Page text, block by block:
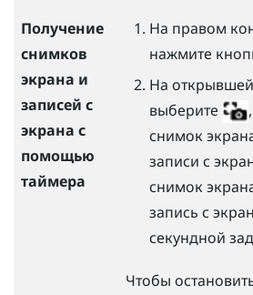
Получение
снимков
экрана и
записей с
экрана с
помощью
таймера
На правом
нажмите
На
выберите
снимок
записи с
снимок
запись с
секундной
Чтобы